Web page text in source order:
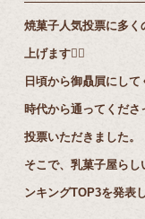
焼菓子人気投票に多く
上げます🙇‍♀️
日頃から御贔屓にし
時代から通ってくだ
投票いただきました。
そこで、乳菓子屋ら
ンキングTOP3を発表